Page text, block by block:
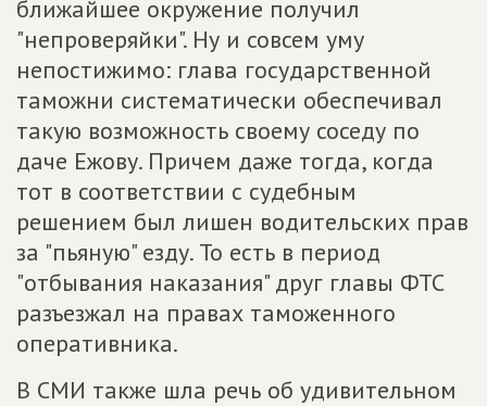
ближайшее окружение получил
"непроверяйки". Ну и совсем уму
непостижимо: глава государственной
таможни систематиче­ски обеспечивал
такую возможность своему соседу по
даче Ежову. Причем даже тогда, когда
тот в соответствии с судебным
решением был лишен водительских прав
за "пьяную" езду. То есть в период
"отбывания наказания" друг главы ФТС
разъезжал на правах таможенного
оперативника.
В СМИ также шла речь об удивительном